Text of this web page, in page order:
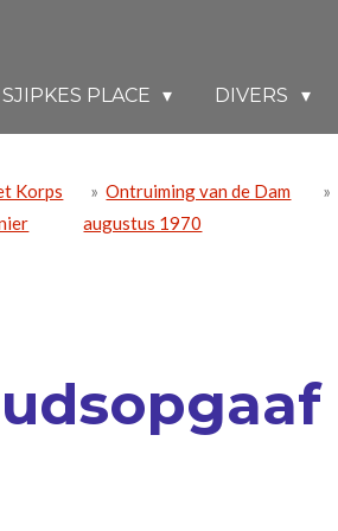
SJIPKES PLACE DIVERS
Korps
» Ontruiming van de Dam
augustus 1970
»